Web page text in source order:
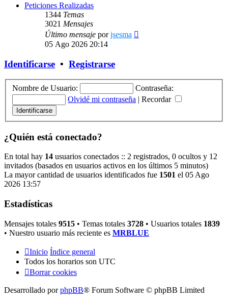
Peticiones Realizadas
1344 Temas
3021 Mensajes
Último mensaje porjsesma
05 Ago 2026 20:14
Identificarse • Registrarse
Nombre de Usuario:
Contraseña:
Olvidé mi contraseña | Recordar
¿Quién está conectado?
En total hay 14 usuarios conectados :: 2 registrados, 0 ocultos y 12
invitados (basados en usuarios activos en los últimos 5 minutos)
La mayor cantidad de usuarios identificados fue 1501 el 05 Ago
2026 13:57
Estadísticas
Mensajes totales 9515 • Temas totales 3728 • Usuarios totales 1839
• Nuestro usuario más reciente es MRBLUE
Inicio Índice general
Todos los horarios son UTC
Borrar cookies
Desarrollado porphpBB® Forum Software © phpBB Limited